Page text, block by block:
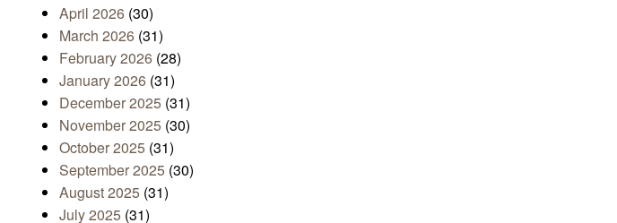
April 2026 (30)
March 2026 (31)
February 2026 (28)
January 2026 (31)
December 2025 (31)
November 2025 (30)
October 2025 (31)
September 2025 (30)
August 2025 (31)
July 2025 (31)